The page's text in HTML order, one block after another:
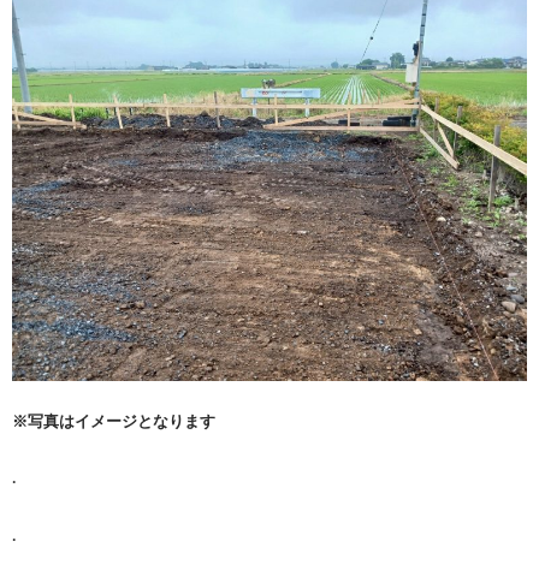
※写真はイメージとなります
.
.